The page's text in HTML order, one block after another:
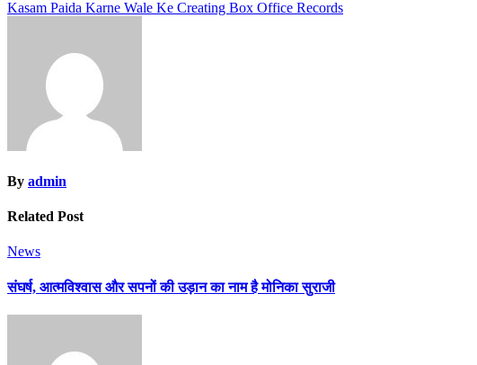
navigation
Kasam Paida Karne Wale Ke Creating Box Office Records
By admin
Related Post
News
संघर्ष, आत्मविश्वास और सपनों की उड़ान का नाम है मोनिका सुराजी